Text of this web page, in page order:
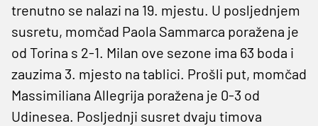
trenutno se nalazi na 19. mjestu. U posljednjem
susretu, momčad Paola Sammarca poražena je
od Torina s 2-1. Milan ove sezone ima 63 boda i
zauzima 3. mjesto na tablici. Prošli put, momčad
Massimiliana Allegrija poražena je 0-3 od
Udinesea. Posljednji susret dvaju timova